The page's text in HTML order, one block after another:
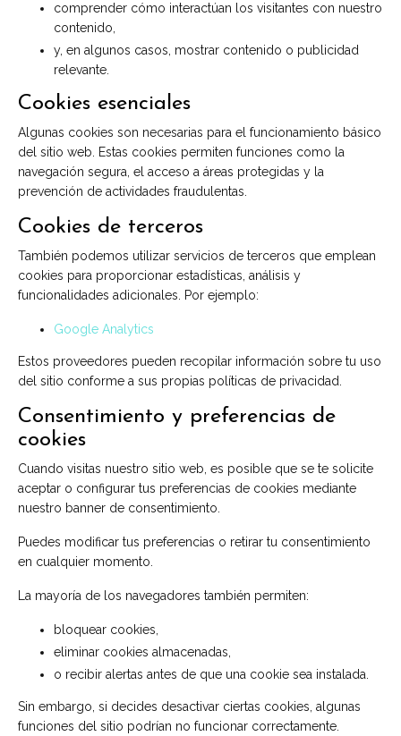
comprender cómo interactúan los visitantes con nuestro
contenido,
y, en algunos casos, mostrar contenido o publicidad
relevante.
Cookies esenciales
Algunas cookies son necesarias para el funcionamiento básico
del sitio web. Estas cookies permiten funciones como la
navegación segura, el acceso a áreas protegidas y la
prevención de actividades fraudulentas.
Cookies de terceros
También podemos utilizar servicios de terceros que emplean
cookies para proporcionar estadísticas, análisis y
funcionalidades adicionales. Por ejemplo:
Google Analytics
Estos proveedores pueden recopilar información sobre tu uso
del sitio conforme a sus propias políticas de privacidad.
Consentimiento y preferencias de
cookies
Cuando visitas nuestro sitio web, es posible que se te solicite
aceptar o configurar tus preferencias de cookies mediante
nuestro banner de consentimiento.
Puedes modificar tus preferencias o retirar tu consentimiento
en cualquier momento.
La mayoría de los navegadores también permiten:
bloquear cookies,
eliminar cookies almacenadas,
o recibir alertas antes de que una cookie sea instalada.
Sin embargo, si decides desactivar ciertas cookies, algunas
funciones del sitio podrían no funcionar correctamente.